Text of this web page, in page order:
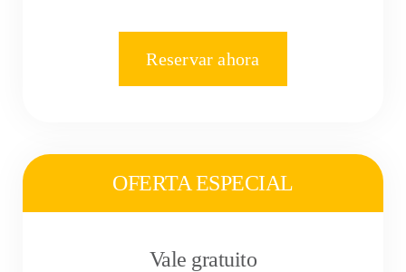
Reservar ahora
OFERTA ESPECIAL
Vale gratuito